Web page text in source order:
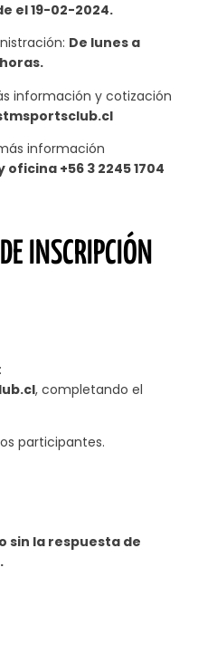
el 19-02-2024.
De lunes a
información y cotización
información
oficina +56 3 2245 1704
INSCRIPCIÓN
, completando el
participantes.
sin la respuesta de